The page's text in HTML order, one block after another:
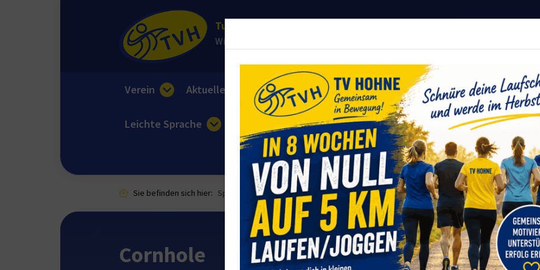
Turnverein Hohne von 1911 e.V.
Wir sorgen für Deine Fitness
Verein Aktuelles Events Sportangebote Service
Leichte Sprache
Sie befinden sich hier: Sportangebote Sportarten Cornhole
Cornhole